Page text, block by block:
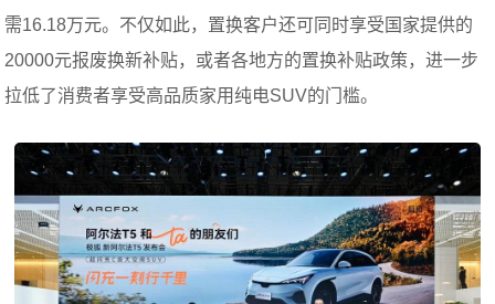
需16.18万元。不仅如此，置换客户还可同时享受国家提供的
20000元报废换新补贴，或者各地方的置换补贴政策，进一步
拉低了消费者享受高品质家用纯电SUV的门槛。